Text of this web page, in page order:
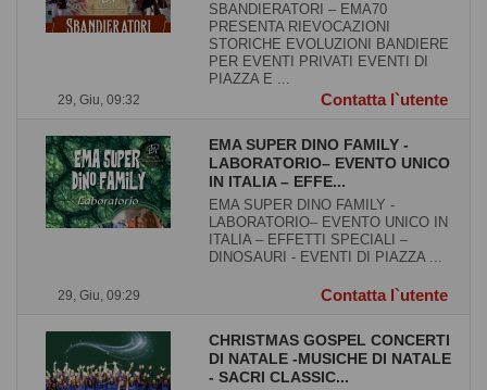
29, Giu, 09:32
SBANDIERATORI – EMA70
PRESENTA RIEVOCAZIONI
STORICHE EVOLUZIONI BANDIERE
PER EVENTI PRIVATI EVENTI DI
PIAZZA E ...
Contatta l`utente
29, Giu, 09:29
EMA SUPER DINO FAMILY -
LABORATORIO– EVENTO UNICO
IN ITALIA – EFFE...
EMA SUPER DINO FAMILY -
LABORATORIO– EVENTO UNICO IN
ITALIA – EFFETTI SPECIALI –
DINOSAURI - EVENTI DI PIAZZA ...
Contatta l`utente
CHRISTMAS GOSPEL CONCERTI
DI NATALE -MUSICHE DI NATALE
- SACRI CLASSIC...